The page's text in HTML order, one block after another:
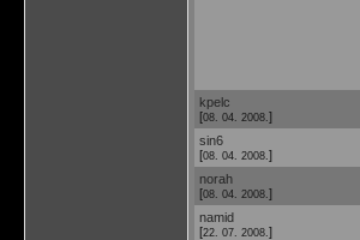
kpelc
[08. 04. 2008. ]
sin6
[08. 04. 2008. ]
norah
[08. 04. 2008. ]
namid
[22. 07. 2008. ]